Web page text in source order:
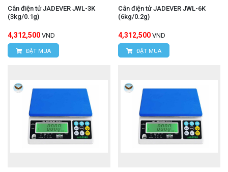
Cân điện tử JADEVER JWL-3K
(3kg/0.1g)
4,312,500 VND
ĐẶT MUA
Cân điện tử JADEVER JWL-6K
(6kg/0.2g)
4,312,500 VND
ĐẶT MUA